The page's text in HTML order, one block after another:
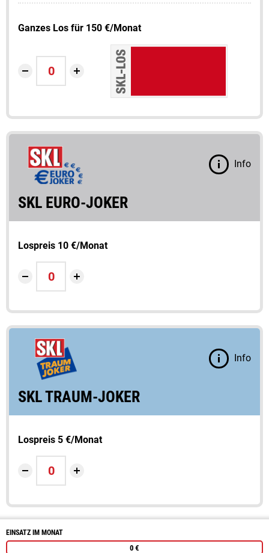
Ganzes Los für 150 €/Monat
SKL EURO-JOKER
Info
Lospreis 10 €/Monat
SKL TRAUM-JOKER
Info
Lospreis 5 €/Monat
Ihrer Auswahl kalkulierte Werte
EINSATZ IM MONAT
0 €